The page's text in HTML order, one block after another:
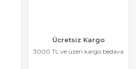
Ücretsiz Kargo
3000 TL ve üzeri kargo bedava